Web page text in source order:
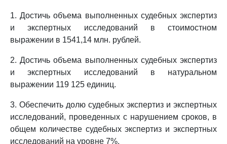
1. Достичь объема выполненных судебных экспертиз
и экспертных исследований в стоимостном
выражении в 1541,14 млн. рублей.
2. Достичь объема выполненных судебных экспертиз
и экспертных исследований в натуральном
выражении 119 125 единиц.
3. Обеспечить долю судебных экспертиз и экспертных
исследований, проведенных с нарушением сроков, в
общем количестве судебных экспертиз и экспертных
исследований на уровне 7%.